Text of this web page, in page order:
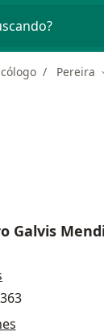
Pereira
Galvis